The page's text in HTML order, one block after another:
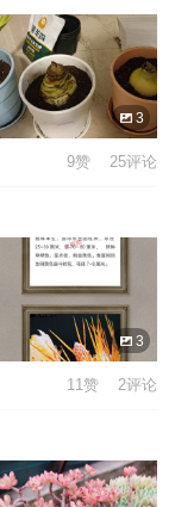
3
9赞 25评论
3
11赞 2评论